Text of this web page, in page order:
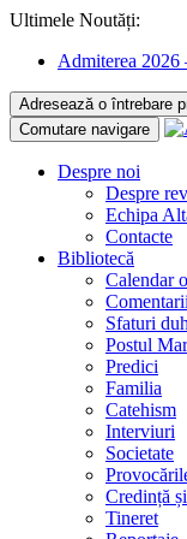
Ultimele Noutăți:
Admiterea 2026
Adresează o întrebare
Comutare navigare
Despre noi
Despre
Echipa
Contacte
Bibliotecă
Calendar
Sfaturi
Postul
Predici
Familia
Catehism
Interviuri
Societate
Credință
Tineret